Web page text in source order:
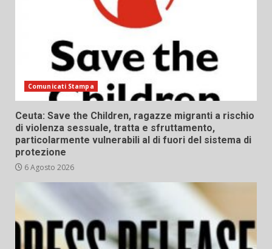
Comunicati Stampa
Ceuta: Save the Children, ragazze migranti a rischio
di violenza sessuale, tratta e sfruttamento,
particolarmente vulnerabili al di fuori del sistema di
protezione
6 Agosto 2026